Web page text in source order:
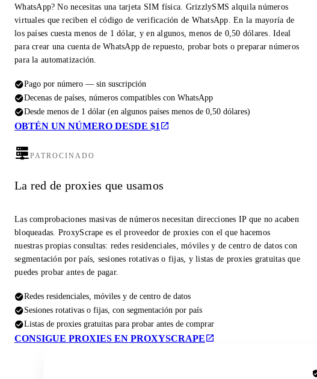
WhatsApp? No necesitas una tarjeta SIM física. GrizzlySMS alquila números
virtuales que reciben el código de verificación de WhatsApp. En la mayoría de
los países cuesta menos de 1 dólar, y en algunos, menos de 0,50 dólares. Ideal
para crear una cuenta de WhatsApp de repuesto, probar bots o preparar números
para la automatización.
Pago por número — sin suscripción
Decenas de países, números compatibles con WhatsApp
Desde menos de 1 dólar (en algunos países menos de 0,50 dólares)
OBTÉN UN NÚMERO DESDE $1
PATROCINADO
La red de proxies que usamos
Las comprobaciones masivas de números necesitan direcciones IP que no acaben
bloqueadas. ProxyScrape es el proveedor de proxies con el que hacemos
nuestras propias consultas: redes residenciales, móviles y de centro de datos con
segmentación por país, sesiones rotativas o fijas, y listas de proxies gratuitas que
puedes probar antes de pagar.
Redes residenciales, móviles y de centro de datos
Sesiones rotativas o fijas, con segmentación por país
Listas de proxies gratuitas para probar antes de comprar
CONSIGUE PROXIES EN PROXYSCRAPE